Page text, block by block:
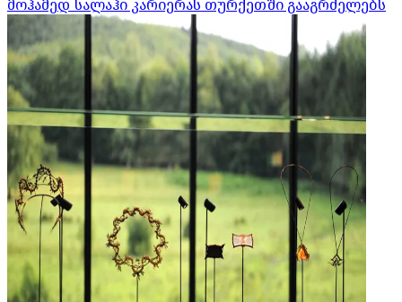
მოჰამედ სალაჰი კარიერას თურქეთში გააგრძელებს